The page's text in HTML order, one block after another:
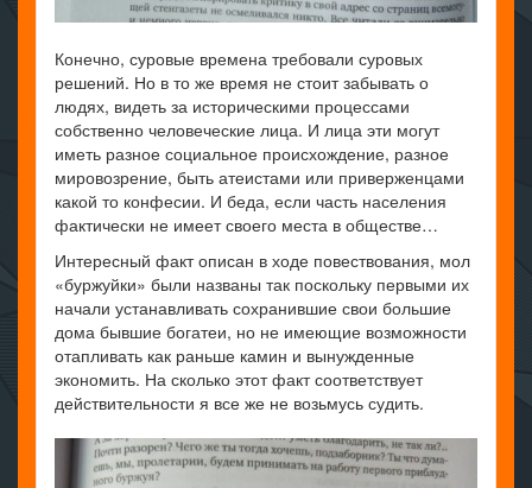
Конечно, суровые времена требовали суровых
решений. Но в то же время не стоит забывать о
людях, видеть за историческими процессами
собственно человеческие лица. И лица эти могут
иметь разное социальное происхождение, разное
мировозрение, быть атеистами или приверженцами
какой то конфесии. И беда, если часть населения
фактически не имеет своего места в обществе…
Интересный факт описан в ходе повествования, мол
«буржуйки» были названы так поскольку первыми их
начали устанавливать сохранившие свои большие
дома бывшие богатеи, но не имеющие возможности
отапливать как раньше камин и вынужденные
экономить. На сколько этот факт соответствует
действительности я все же не возьмусь судить.